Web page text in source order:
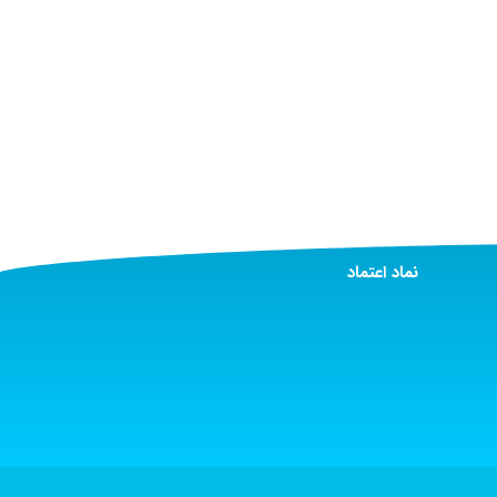
نماد اعتماد